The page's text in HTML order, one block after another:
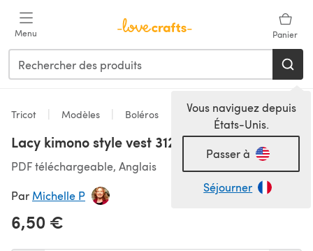
Menu Panier
Vous naviguez depuis
États-Unis.
Passer à
Séjourner
Tricot Modèles Boléros
Lacy kimono style vest 312
PDF téléchargeable, Anglais
Par Michelle P
6,50 €